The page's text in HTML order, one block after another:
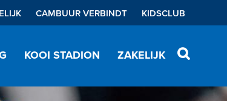
CAMBUUR VERBINDT KIDSCLUB
KOOI STADION ZAKELIJK